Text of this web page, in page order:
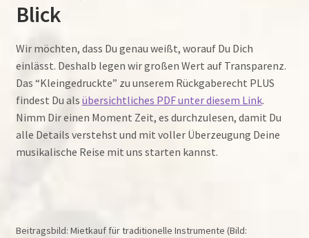
Blick
Wir möchten, dass Du genau weißt, worauf Du Dich
einlässt. Deshalb legen wir großen Wert auf Transparenz.
Das “Kleingedruckte” zu unserem Rückgaberecht PLUS
findest Du als übersichtliches PDF unter diesem Link.
Nimm Dir einen Moment Zeit, es durchzulesen, damit Du
alle Details verstehst und mit voller Überzeugung Deine
musikalische Reise mit uns starten kannst.
Beitragsbild: Mietkauf für traditionelle Instrumente (Bild: